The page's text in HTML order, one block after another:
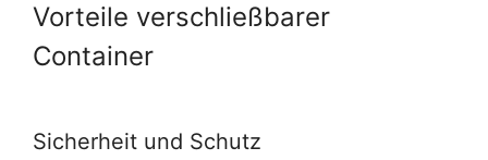
Vorteile verschließbarer
Container
Sicherheit und Schutz